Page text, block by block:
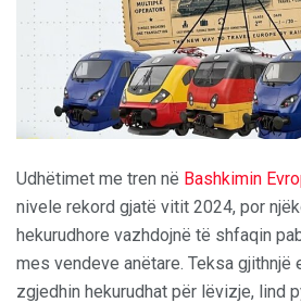
Udhëtimet me tren në Bashkimin
nivele rekord gjatë vitit 2024, por
hekurudhore vazhdojnë të shfaqin
mes vendeve anëtare. Teksa gjithnjë
zgjedhin hekurudhat për lëvizje, lind